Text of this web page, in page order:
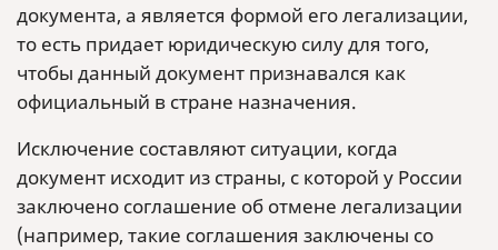
документа, а является формой его легализации,
то есть придает юридическую силу для того,
чтобы данный документ признавался как
официальный в стране назначения.
Исключение составляют ситуации, когда
документ исходит из страны, с которой у России
заключено соглашение об отмене легализации
(например, такие соглашения заключены со